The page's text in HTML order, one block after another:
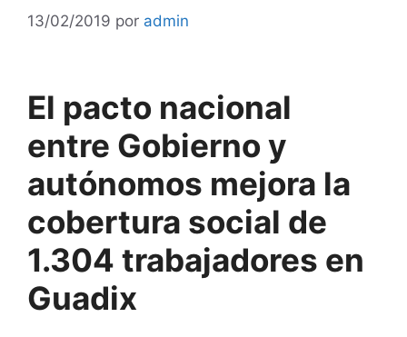
13/02/2019 por admin
El pacto nacional
entre Gobierno y
autónomos mejora la
cobertura social de
1.304 trabajadores en
Guadix